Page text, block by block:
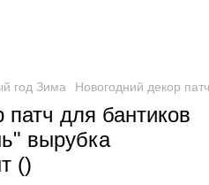
год Зима Новогодний декор
патч для бантиков
вырубка
()